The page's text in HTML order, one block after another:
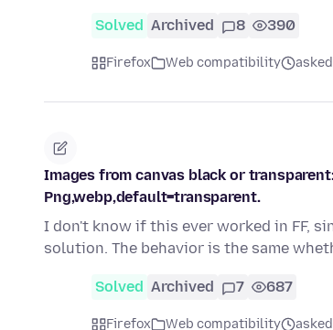
Solved Archived 8 390
Firefox Web compatibility asked
Images from canvas black or
Png,webp,default=transparent.
I don't know if this ever worked in FF,
solution. The behavior is the same
Solved Archived 7 687
Firefox Web compatibility asked